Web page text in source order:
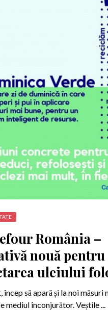
România –
nouă pentru
uleiului
încep să apară și la noi măsuri
mediul înconjurător. Veștile ...